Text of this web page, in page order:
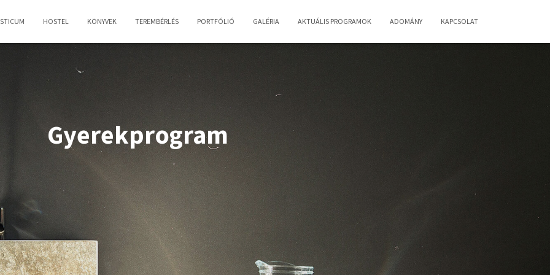
HOSTEL KÖNYVEK TEREMBÉRLÉS PORTFÓLIÓ GALÉRIA AKTUÁLIS PROGRAMOK ADOMÁNY KAPCSOLAT
Gyerekprogram